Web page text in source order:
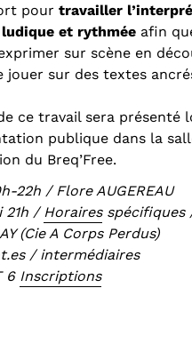
pour travailler
et rythmée afin
sur scène en
jouer sur des textes
ce travail sera présenté
publique dans la
du Breq’Free.
22h / Flore AUGEREAU
21h /Horairesspécifiques
(Cie A Corps Perdus)
/ intermédiaires
6 Inscriptions